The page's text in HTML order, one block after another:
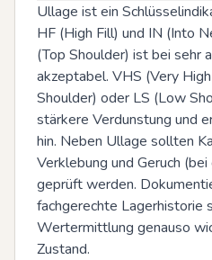
Ullage ist ein
HF (High Fill) und IN (Into
(Top Shoulder) ist bei sehr
akzeptabel. VHS (Very
Shoulder) oder LS (Low
stärkere Verdunstung und
hin. Neben Ullage sollten
Verklebung und Geruch
geprüft werden.
fachgerechte Lagerhistorie
Wertermittlung genauso
Zustand.